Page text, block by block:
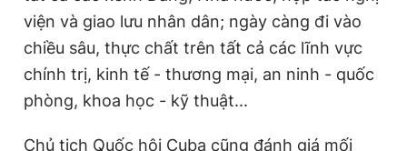
viện và giao lưu nhân dân; ngày càng đi vào
chiều sâu, thực chất trên tất cả các lĩnh vực
chính trị, kinh tế - thương mại, an ninh - quốc
phòng, khoa học - kỹ thuật...
Chủ tịch Quốc hội Cuba cũng đánh giá mối